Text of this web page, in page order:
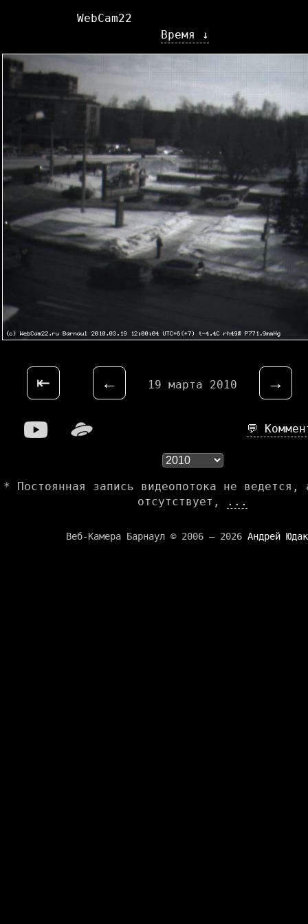
Время ↓
WebCam22
⇤ ← 19 марта 2010 →
💬
* Постоянная запись видеопотока не ведется,
отсутствует,
...
Веб-Камера Барнаул © 2006 — 2026 Андрей